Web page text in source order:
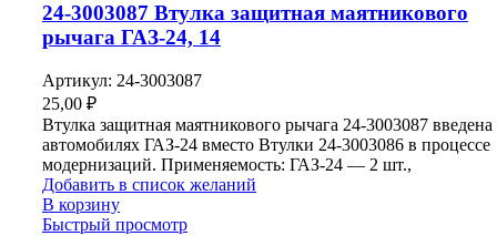
24-3003087 Втулка защитная маятникового
рычага ГАЗ-24, 14
Артикул: 24-3003087
25,00 ₽
Втулка защитная маятникового рычага 24-3003087 введена
автомобилях ГАЗ-24 вместо Втулки 24-3003086 в процессе
модернизаций. Применяемость: ГАЗ-24 — 2 шт.,
Добавить в список желаний
В корзину
Быстрый просмотр